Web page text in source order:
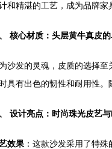
和精湛的工艺，成为品牌
核心材质：头层黄牛真皮
沙发的灵魂，皮质的选择
具有出色的韧性和耐用性
设计亮点：时尚珠光皮艺
效果 ：这款沙发采用了特